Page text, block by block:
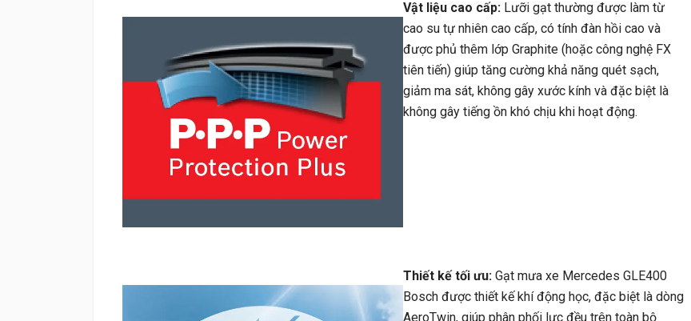
Vật liệu cao cấp: Lưỡi gạt thường được làm từ
cao su tự nhiên cao cấp, có tính đàn hồi cao và
được phủ thêm lớp Graphite (hoặc công nghệ FX
tiên tiến) giúp tăng cường khả năng quét sạch,
giảm ma sát, không gây xước kính và đặc biệt là
không gây tiếng ồn khó chịu khi hoạt động.
Thiết kế tối ưu: Gạt mưa xe Mercedes GLE400
Bosch được thiết kế khí động học, đặc biệt là dòng
AeroTwin, giúp phân phối lực đều trên toàn bộ